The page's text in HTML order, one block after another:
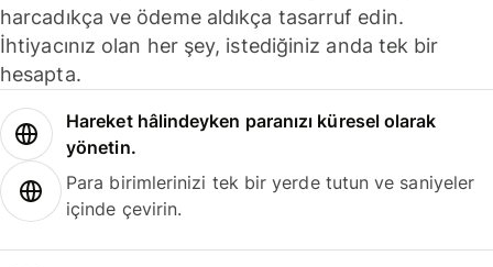
harcadıkça ve ödeme aldıkça tasarruf edin.
İhtiyacınız olan her şey, istediğiniz anda tek bir
hesapta.
Hareket hâlindeyken paranızı küresel olarak
yönetin.
Para birimlerinizi tek bir yerde tutun ve saniyeler
içinde çevirin.